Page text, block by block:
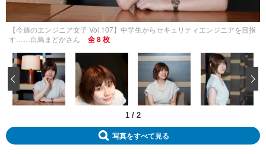
【今週のエンジニア女子 Vol.107】中学生からセキュリティエンジニアを目指
す……白鳥まどかさん
全 8 枚
1 / 2
‹
写真をすべて見る